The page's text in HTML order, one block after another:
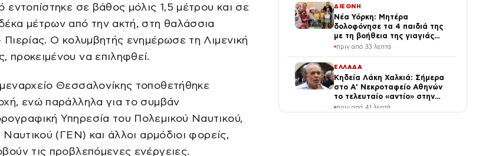
εντοπίστηκε σε βάθος μόλις 1,5 μέτρου και σε
μέτρων από την ακτή, στη θαλάσσια
Πιερίας. Ο κολυμβητής ενημέρωσε τη Λιμενική
προκειμένου να επιληφθεί.
Θεσσαλονίκης τοποθετήθηκε
ενώ παράλληλα για το συμβάν
Υπηρεσία του Πολεμικού Ναυτικού,
Ναυτικού (ΓΕΝ) και άλλοι αρμόδιοι φορείς,
τις προβλεπόμενες ενέργειες.
ΔΙΕΘΝΗ
Νέα Υόρκη: Μητέρα
δολοφόνησε τα 4 παιδιά της
με τη βοήθεια της γιαγιάς
τους – Οι δύο γυναίκες
πριν από 33 λεπτά
ΕΛΛΑΔΑ
Κηδεία Λάκη Χαλκιά: Σήμερα
στο Α’ Νεκροταφείο Αθηνών
το τελευταίο «αντίο» στην
φωνή της μεταπολίτευσης
πριν από 41 λεπτά